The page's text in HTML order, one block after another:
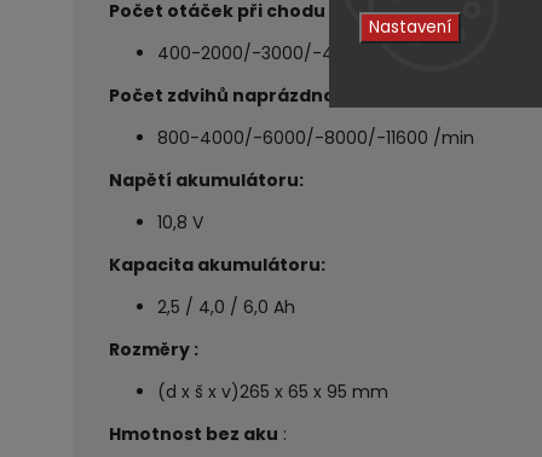
Nastavení
Počet otáček při chodu naprázdno:
400-2000/-3000/-4000/-5800 ot/min
Počet zdvihů naprázdno:
800-4000/-6000/-8000/-11600 /min
Napětí akumulátoru:
10,8 V
Kapacita akumulátoru:
2,5 / 4,0 / 6,0 Ah
Rozměry :
(d x š x v)265 x 65 x 95 mm
Hmotnost bez aku :